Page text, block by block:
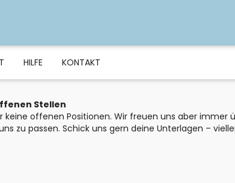
HILFE KONTAKT
Stellen
keine offenen Positionen. Wir freuen uns aber
zu passen. Schick uns gern deine Unterlagen –